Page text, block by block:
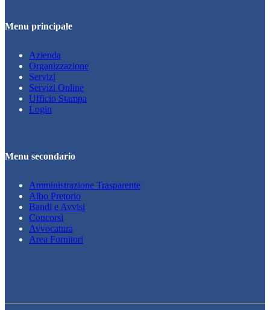
Menu principale
Azienda
Organizzazione
Servizi
Servizi Online
Ufficio Stampa
Login
Menu secondario
Amministrazione Trasparente
Albo Pretorio
Bandi e Avvisi
Concorsi
Avvocatura
Area Fornitori